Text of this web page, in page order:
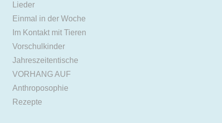
Lieder
Einmal in der Woche
Im Kontakt mit Tieren
Vorschulkinder
Jahreszeitentische
VORHANG AUF
Anthroposophie
Rezepte